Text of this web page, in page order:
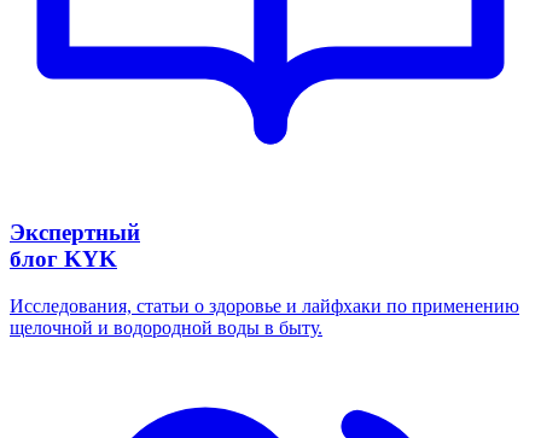
Экспертный
блог KYK
Исследования, статьи о здоровье и лайфхаки по применению
щелочной и водородной воды в быту.